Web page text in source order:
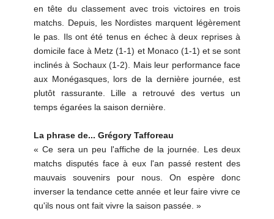
en tête du classement avec trois victoires en trois
matchs. Depuis, les Nordistes marquent légèrement
le pas. Ils ont été tenus en échec à deux reprises à
domicile face à Metz (1-1) et Monaco (1-1) et se sont
inclinés à Sochaux (1-2). Mais leur performance face
aux Monégasques, lors de la dernière journée, est
plutôt rassurante. Lille a retrouvé des vertus un
temps égarées la saison dernière.
La phrase de... Grégory Tafforeau
« Ce sera un peu l'affiche de la journée. Les deux
matchs disputés face à eux l'an passé restent des
mauvais souvenirs pour nous. On espère donc
inverser la tendance cette année et leur faire vivre ce
qu'ils nous ont fait vivre la saison passée. »